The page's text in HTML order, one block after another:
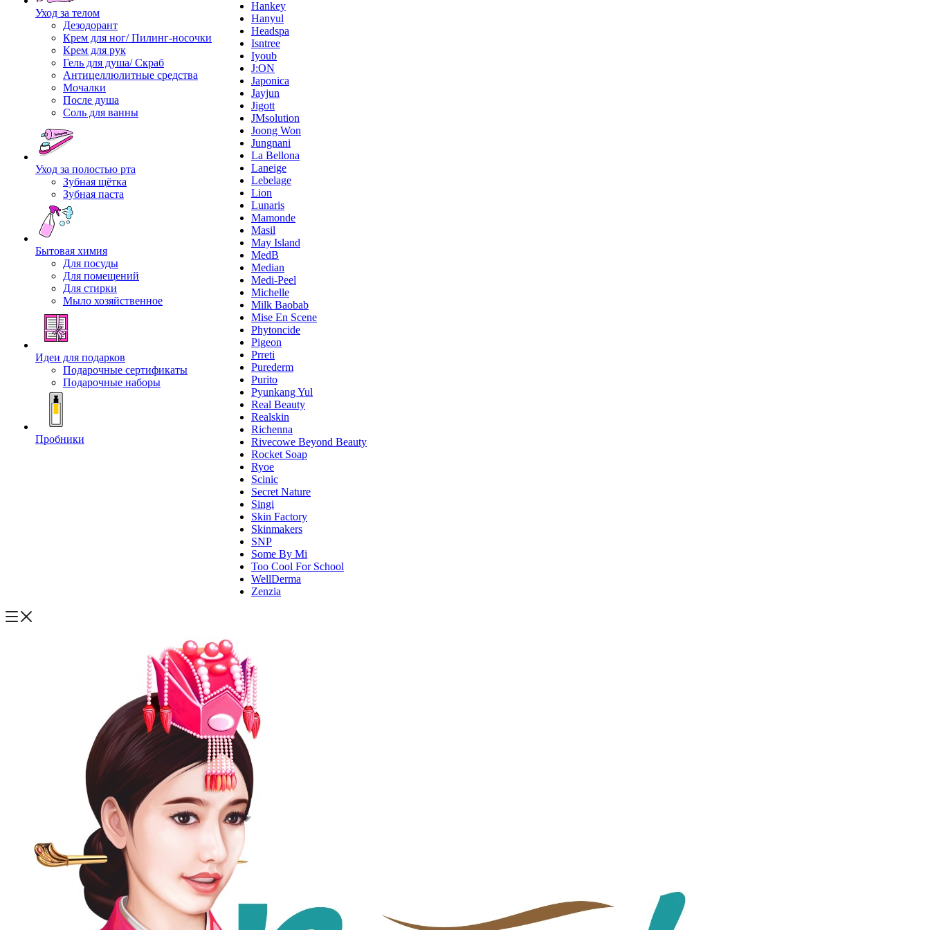
Уход за телом
Дезодорант
Крем для ног/ Пилинг-носочки
Крем для рук
Гель для душа/ Скраб
Антицеллюлитные средства
Мочалки
После душа
Соль для ванны
Уход за полостью рта
Зубная щётка
Зубная паста
Бытовая химия
Для посуды
Для помещений
Для стирки
Мыло хозяйственное
Идеи для подарков
Подарочные сертификаты
Подарочные наборы
Пробники
Hankey
Hanyul
Headspa
Isntree
Iyoub
J:ON
Japonica
Jayjun
Jigott
JMsolution
Joong Won
Jungnani
La Bellona
Laneige
Lebelage
Lion
Lunaris
Mamonde
Masil
May Island
MedB
Median
Medi-Peel
Michelle
Milk Baobab
Mise En Scene
Phytoncide
Pigeon
Prreti
Purederm
Purito
Pyunkang Yul
Real Beauty
Realskin
Richenna
Rivecowe Beyond Beauty
Rocket Soap
Ryoe
Scinic
Secret Nature
Singi
Skin Factory
Skinmakers
SNP
Some By Mi
Too Cool For School
WellDerma
Zenzia